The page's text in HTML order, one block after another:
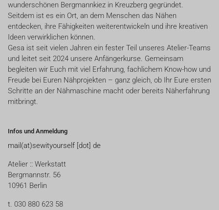
wunderschönen Bergmannkiez in Kreuzberg gegründet.
Seitdem ist es ein Ort, an dem Menschen das Nähen
entdecken, ihre Fähigkeiten weiterentwickeln und ihre kreativen
Ideen verwirklichen können.
Gesa ist seit vielen Jahren ein fester Teil unseres Atelier-Teams
und leitet seit 2024 unsere Anfängerkurse. Gemeinsam
begleiten wir Euch mit viel Erfahrung, fachlichem Know-how und
Freude bei Euren Nähprojekten – ganz gleich, ob Ihr Eure ersten
Schritte an der Nähmaschine macht oder bereits Näherfahrung
mitbringt.
Infos und Anmeldung
mail(at)sewityourself [dot] de
Atelier :: Werkstatt
Bergmannstr. 56
10961 Berlin
t. 030 880 623 58